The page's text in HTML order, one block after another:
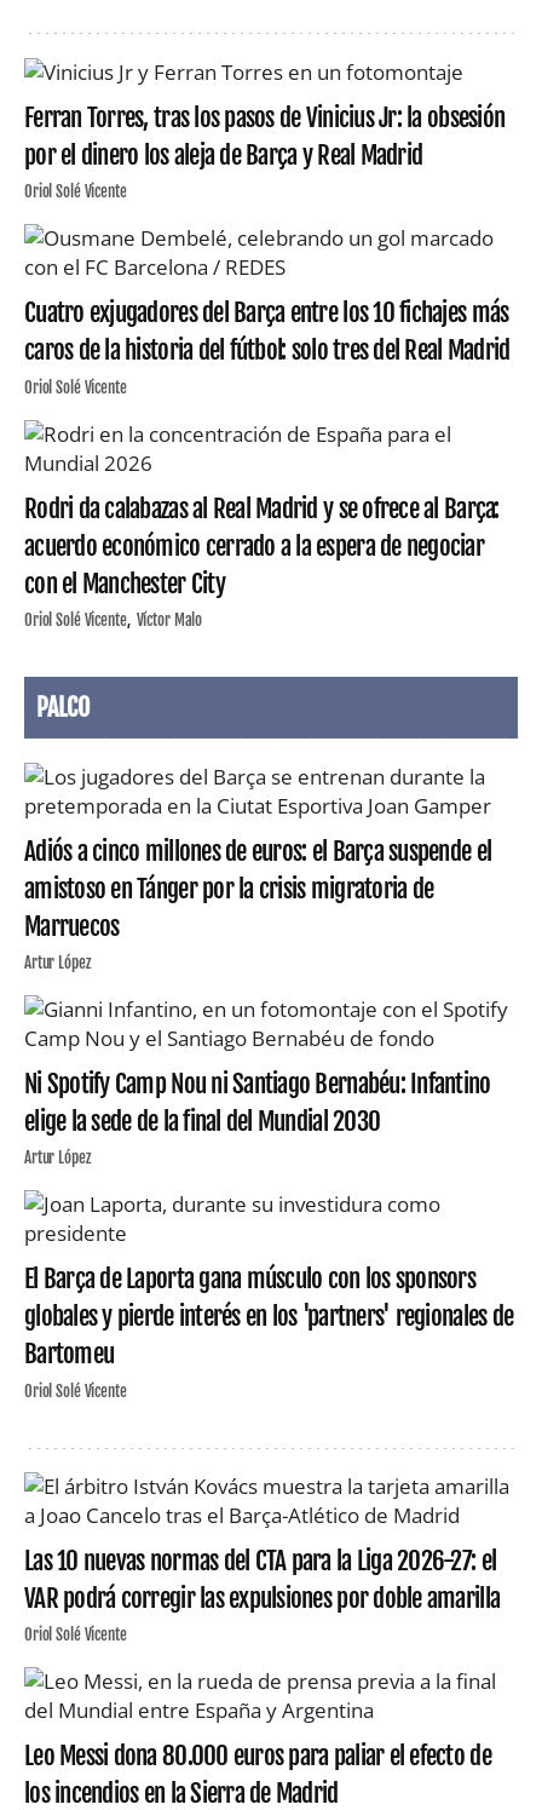
Ferran Torres, tras los pasos de Vinicius Jr: la obsesión
por el dinero los aleja de Barça y Real Madrid
Oriol Solé Vicente
Cuatro exjugadores del Barça entre los 10 fichajes más
caros de la historia del fútbol: solo tres del Real Madrid
Oriol Solé Vicente
Rodri da calabazas al Real Madrid y se ofrece al Barça:
acuerdo económico cerrado a la espera de negociar
con el Manchester City
Oriol Solé Vicente Víctor Malo
PALCO
Adiós a cinco millones de euros: el Barça suspende el
amistoso en Tánger por la crisis migratoria de
Marruecos
Artur López
Ni Spotify Camp Nou ni Santiago Bernabéu: Infantino
elige la sede de la final del Mundial 2030
Artur López
El Barça de Laporta gana músculo con los sponsors
globales y pierde interés en los 'partners' regionales de
Bartomeu
Oriol Solé Vicente
Las 10 nuevas normas del CTA para la Liga 2026-27: el
VAR podrá corregir las expulsiones por doble amarilla
Oriol Solé Vicente
Leo Messi dona 80.000 euros para paliar el efecto de
los incendios en la Sierra de Madrid